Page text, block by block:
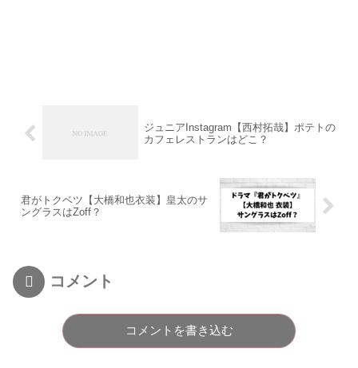
ジュニアInstagram【西村拓哉】ポテトの
カフェレストランはどこ？
君がトクベツ【大橋和也衣装】皇太のサ
ングラスはZoff？
コメント
コメントを書き込む